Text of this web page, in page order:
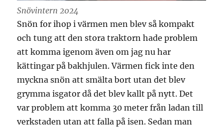
Snövintern 2024
Snön for ihop i värmen men blev så kompakt
och tung att den stora traktorn hade problem
att komma igenom även om jag nu har
kättingar på bakhjulen. Värmen fick inte den
myckna snön att smälta bort utan det blev
grymma isgator då det blev kallt på nytt. Det
var problem att komma 30 meter från ladan till
verkstaden utan att falla på isen. Sedan man